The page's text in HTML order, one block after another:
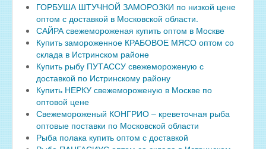
ГОРБУША ШТУЧНОЙ ЗАМОРОЗКИ по низкой цене
оптом с доставкой в Московской области.
САЙРА свежемороженая купить оптом в Москве
Купить замороженное КРАБОВОЕ МЯСО оптом со
склада в Истринском районе
Купить рыбу ПУТАССУ свежемороженую с
доставкой по Истринскому району
Купить НЕРКУ свежемороженую в Москве по
оптовой цене
Свежемороженый КОНГРИО – креветочная рыба
оптовые поставки по Московской области
Рыба полака купить оптом с доставкой